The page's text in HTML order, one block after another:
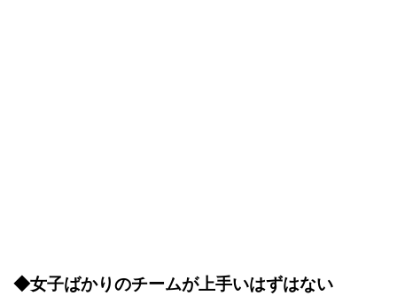
◆女子ばかりのチームが上手いはずはない